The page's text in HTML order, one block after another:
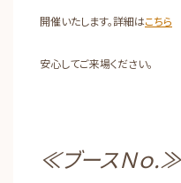
開催いたします。詳細はこちら
安心してご来場ください。
≪ブースＮｏ.≫